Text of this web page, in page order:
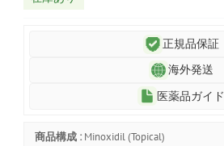
正規品保証
海外発送
医薬品ガイド
商品構成 : Minoxidil (Topical)